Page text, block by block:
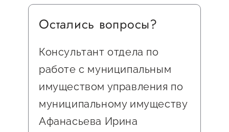
Каталог югорских франшиз
Инвестору
Самозанятому
Новости УФНС
Каталог грантов
Конкурсы для
предпринимателей
Остались вопросы?
Консультант отдела по
работе с муниципальным
имуществом управления по
муниципальному имуществу
Афанасьева Ирина